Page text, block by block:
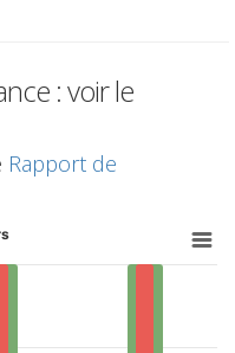
: voir le
Rapport de